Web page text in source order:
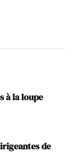
à la loupe
de